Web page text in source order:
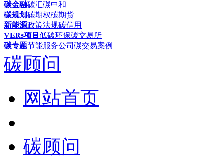
碳金融碳汇碳中和
碳规划碳期权碳期货
新能源政策法规碳信用
VERs项目 低碳环保碳交易所
碳专题节能服务公司 碳交易案例
碳顾问
网站首页
碳顾问